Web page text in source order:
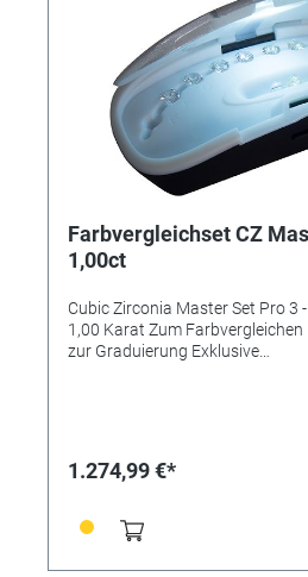
Farbvergleichset CZ
1,00ct
Cubic Zirconia Master Set Pro 3
1,00 Karat Zum Farbvergleichen
zur Graduierung Exklusive
Farbbeständigkeitstechnologie
permanente Farbsättigung; ist fachmännisch von
unter Verwendung der GIA
Set wird in einem patentierten
Graduierungs- und
1.274,99 €*